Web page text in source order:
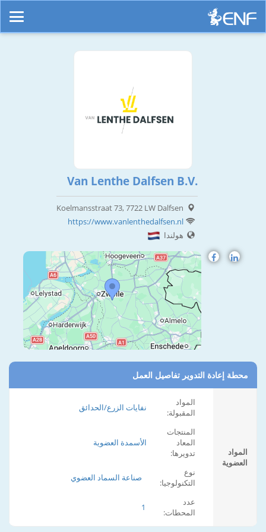
Van Lenthe Dalfsen B.V.
Koelmansstraat 73, 7722 LW Dalfsen
https://www.vanlenthedalfsen.nl
هولندا
محطة إعادة التدوير تفاصيل العمل
المواد
العضوية
المواد
المقبولة:
نفايات الزرع/الحدائق
المنتجات
المعاد
تدويرها:
الأسمدة العضوية
نوع
التكنولوجيا:
صناعة السماد العضوي
عدد
المحطات:
1